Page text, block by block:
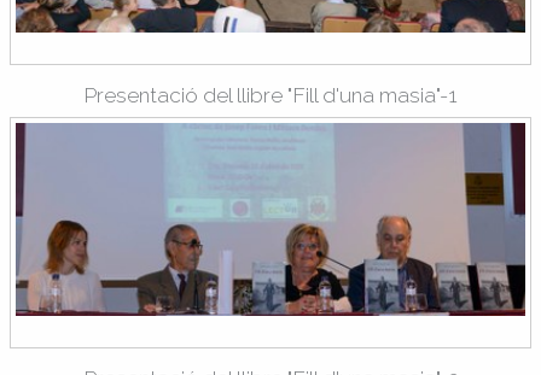
Presentació del llibre "Fill d'una masia"-1